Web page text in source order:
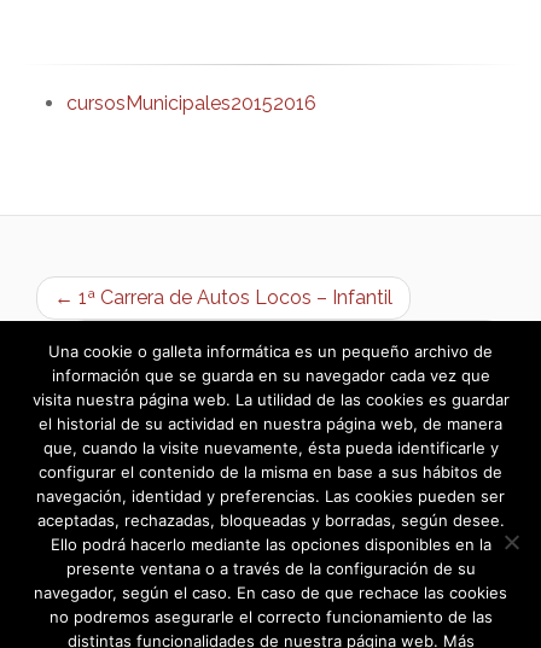
cursosMunicipales20152016
← 1ª Carrera de Autos Locos – Infantil
XXVIII Recital de Poetas Bargueños – 2015 →
Una cookie o galleta informática es un pequeño archivo de
información que se guarda en su navegador cada vez que
visita nuestra página web. La utilidad de las cookies es guardar
el historial de su actividad en nuestra página web, de manera
que, cuando la visite nuevamente, ésta pueda identificarle y
configurar el contenido de la misma en base a sus hábitos de
navegación, identidad y preferencias. Las cookies pueden ser
aceptadas, rechazadas, bloqueadas y borradas, según desee.
Ello podrá hacerlo mediante las opciones disponibles en la
presente ventana o a través de la configuración de su
navegador, según el caso. En caso de que rechace las cookies
no podremos asegurarle el correcto funcionamiento de las
distintas funcionalidades de nuestra página web. Más